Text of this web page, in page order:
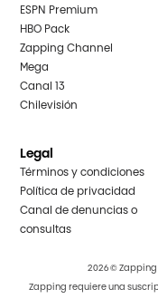
ESPN Premium
HBO Pack
Zapping Channel
Mega
Canal 13
Chilevisión
Legal
Términos y condiciones
Política de privacidad
Canal de denuncias o
consultas
2026 © Zapping
Zapping requiere una